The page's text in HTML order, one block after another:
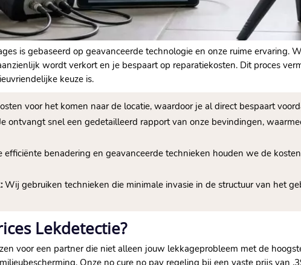
is gebaseerd op geavanceerde technologie en onze ruime ervaring.
wordt verkort en je bespaart op reparatiekosten. Dit proces
keuze is.
voor het komen naar de locatie, waardoor je al direct bespaart
ontvangt snel een gedetailleerd rapport van onze bevindingen,
efficiënte benadering en geavanceerde technieken houden we de
Wij gebruiken technieken die minimale invasie in de structuur van het
Lekdetectie?
voor een partner die niet alleen jouw lekkageprobleem met de